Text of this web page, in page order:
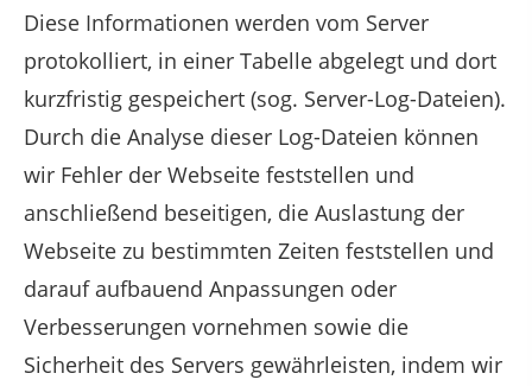
Diese Informationen werden vom Server
protokolliert, in einer Tabelle abgelegt und dort
kurzfristig gespeichert (sog. Server-Log-Dateien).
Durch die Analyse dieser Log-Dateien können
wir Fehler der Webseite feststellen und
anschließend beseitigen, die Auslastung der
Webseite zu bestimmten Zeiten feststellen und
darauf aufbauend Anpassungen oder
Verbesserungen vornehmen sowie die
Sicherheit des Servers gewährleisten, indem wir